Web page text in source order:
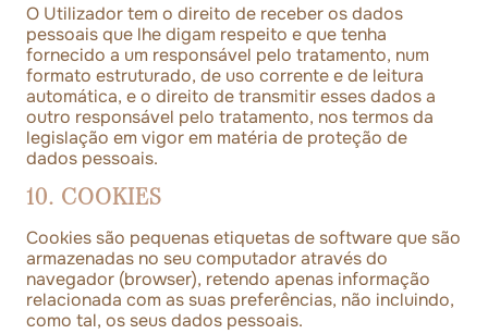
O Utilizador tem o direito de receber os dados
pessoais que lhe digam respeito e que tenha
fornecido a um responsável pelo tratamento, num
formato estruturado, de uso corrente e de leitura
automática, e o direito de transmitir esses dados a
outro responsável pelo tratamento, nos termos da
legislação em vigor em matéria de proteção de
dados pessoais.
10. COOKIES
Cookies são pequenas etiquetas de software que são
armazenadas no seu computador através do
navegador (browser), retendo apenas informação
relacionada com as suas preferências, não incluindo,
como tal, os seus dados pessoais.